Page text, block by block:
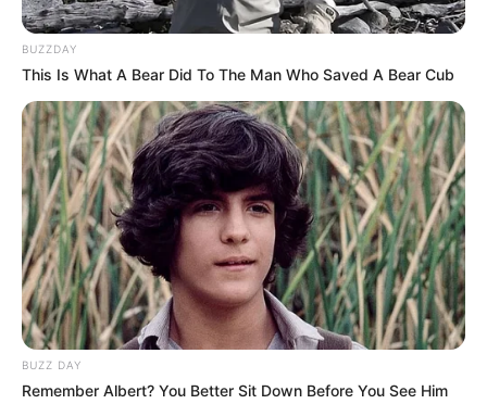
Alcaldía
Por:Maira Alejandra Martínez Castellar
Febrero 4, 2020
BUZZDAY
This Is What A Bear Did To The Man Who Saved A Bear Cub
BUZZ DAY
Remember Albert? You Better Sit Down Before You See Him